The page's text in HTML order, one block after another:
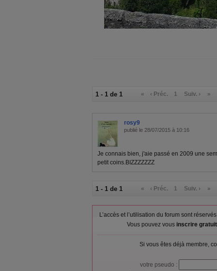
1 - 1 de 1 « ‹ Préc. 1 Suiv. › »
rosy9
publié le 28/07/2015 à 10:16
Je connais bien, j'aie passé en 2009 une
petit coins.BIZZZZZZZ
1 - 1 de 1 « ‹ Préc. 1 Suiv. › »
L’accès et l’utilisation du forum sont
Vous pouvez vous inscrire
Si vous êtes déjà membre,
votre pseudo :